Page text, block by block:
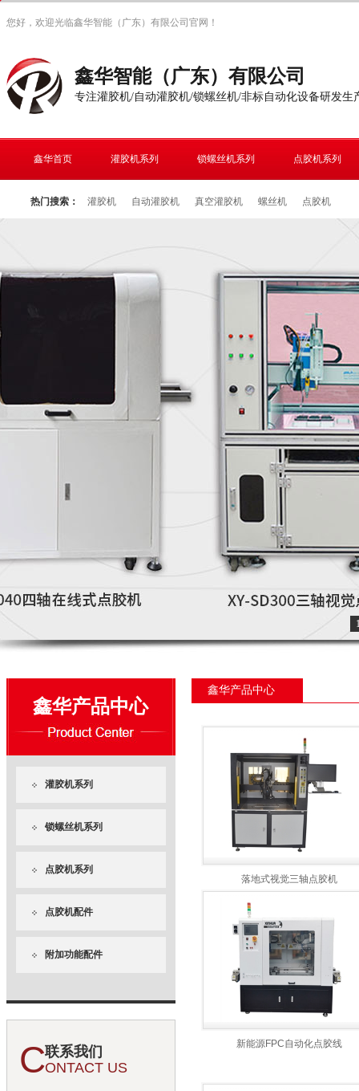
您好，欢迎光临鑫华智能（广东）有限公司官网！
鑫华智能（广东）有限公司
专注灌胶机/自动灌胶机/锁螺丝机/非标自动化设备研发生
鑫华首页 灌胶机系列 锁螺丝机系列 点胶机系列
热门搜索： 灌胶机 自动灌胶机 真空灌胶机 螺丝机 点胶机
鑫华产品中心
灌胶机系列
锁螺丝机系列
点胶机系列
点胶机配件
附加功能配件
C联系我们
ONTACT US
鑫华产品中心
落地式视觉三轴点胶机
新能源FPC自动化点胶线